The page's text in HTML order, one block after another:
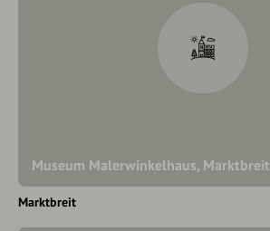
Museum Malerwinkelhaus, Marktbreit
Marktbreit